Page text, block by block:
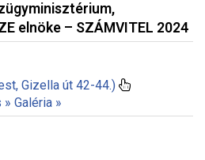
elnöke – SZÁMVITEL 2024
Gizella út 42-44.)
» Galéria »